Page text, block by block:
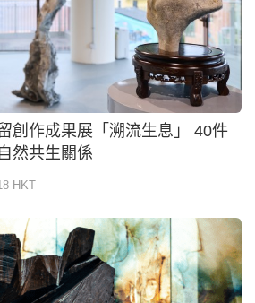
創作成果展「溯流生息」 40件
然共生關係
HKT